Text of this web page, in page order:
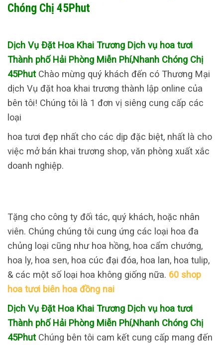
Chóng Chị 45Phut
Dịch Vụ Đặt Hoa Khai Trương Dịch vụ hoa tươi
Thành phố Hải Phòng Miễn Phí,Nhanh Chóng Chị
45Phut Chào mừng quý khách đến có Thương Mại
dịch Vụ đặt hoa khai trương thành lập online của
bên tôi! Chúng tôi là 1 đơn vị siêng cung cấp các
loại
hoa tươi đẹp nhất cho các dịp đặc biệt, nhất là cho
việc mở bán khai trương shop, văn phòng xuất xắc
doanh nghiệp.
Tặng cho công ty đối tác, quý khách, hoặc nhân
viên. Chúng chúng tôi cung ứng các loại hoa đa
chủng loại cũng như hoa hồng, hoa cẩm chướng,
hoa ly, hoa sen, hoa cúc đại đóa, hoa lan, hoa tulip,
& các một số loại hoa không giống nữa. 60 shop
hoa tươi biên hoa đồng nai
Dịch Vụ Đặt Hoa Khai Trương Dịch vụ hoa tươi
Thành phố Hải Phòng Miễn Phí,Nhanh Chóng Chị
45Phut Chúng bên tôi cam kết cung cấp mang đến